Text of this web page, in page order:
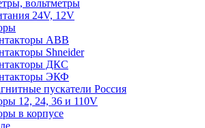
вольтметры
24V, 12V
ABB
Shneider
ДКС
ЭКФ
пускатели Россия
12, 24, 36 и 110V
в корпусе